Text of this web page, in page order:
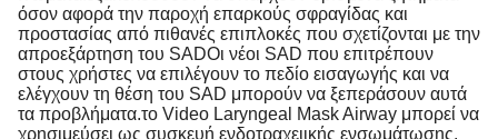
όσον αφορά την παροχή επαρκούς σφραγίδας και
προστασίας από πιθανές επιπλοκές που σχετίζονται με την
απροεξάρτηση του SADΟι νέοι SAD που επιτρέπουν
στους χρήστες να επιλέγουν το πεδίο εισαγωγής και να
ελέγχουν τη θέση του SAD μπορούν να ξεπεράσουν αυτά
τα προβλήματα.το Video Laryngeal Mask Airway μπορεί να
χρησιμεύσει ως συσκευή ενδοτραχειικής ενσωμάτωσης,